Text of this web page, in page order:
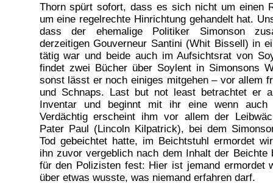
Thorn spürt sofort, dass es sich nicht um einen
um eine regelrechte Hinrichtung gehandelt hat.
dass der ehemalige Politiker Simonson
derzeitigen Gouverneur Santini (Whit Bissell) in
tätig war und beide auch im Aufsichtsrat von
findet zwei Bücher über Soylent in Simonsons
sonst lässt er noch einiges mitgehen – vor allem
und Schnaps. Last but not least betrachtet er
Inventar und beginnt mit ihr eine wenn auch
Verdächtig erscheint ihm vor allem der
Pater Paul (Lincoln Kilpatrick), bei dem
Tod gebeichtet hatte, im Beichtstuhl ermordet
ihn zuvor vergeblich nach dem Inhalt der Beichte
für den Polizisten fest: Hier ist jemand ermordet
über etwas wusste, was niemand erfahren darf.